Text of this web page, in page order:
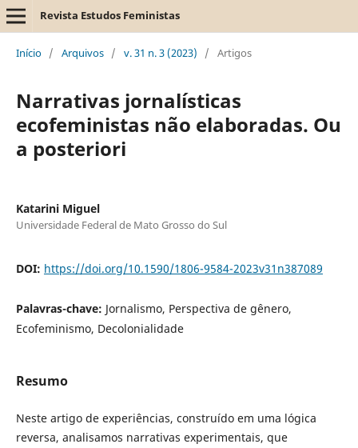
Revista Estudos Feministas
Início / Arquivos / v. 31 n. 3 (2023) / Artigos
Narrativas jornalísticas
ecofeministas não elaboradas. Ou
a posteriori
Katarini Miguel
Universidade Federal de Mato Grosso do Sul
DOI: https://doi.org/10.1590/1806-9584-2023v31n387089
Palavras-chave: Jornalismo, Perspectiva de gênero,
Ecofeminismo, Decolonialidade
Resumo
Neste artigo de experiências, construído em uma lógica
reversa, analisamos narrativas experimentais, que